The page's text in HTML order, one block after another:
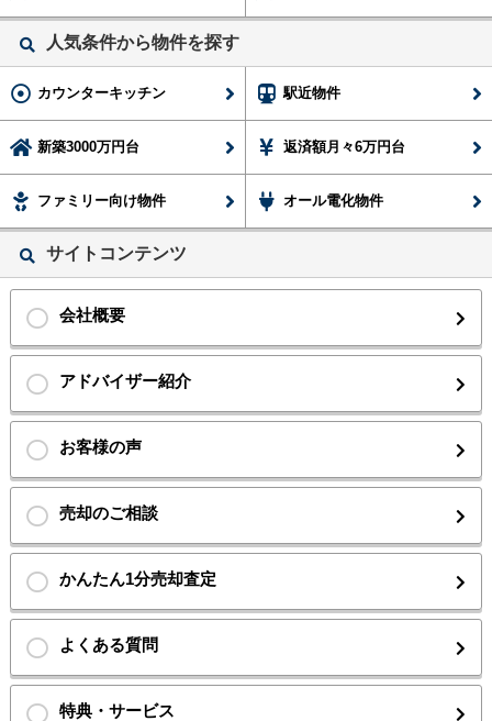
人気条件から物件を探す
カウンターキッチン 駅近物件
新築3000万円台 返済額月々6万円台
ファミリー向け物件 オール電化物件
サイトコンテンツ
会社概要
アドバイザー紹介
お客様の声
売却のご相談
かんたん1分売却査定
よくある質問
特典・サービス